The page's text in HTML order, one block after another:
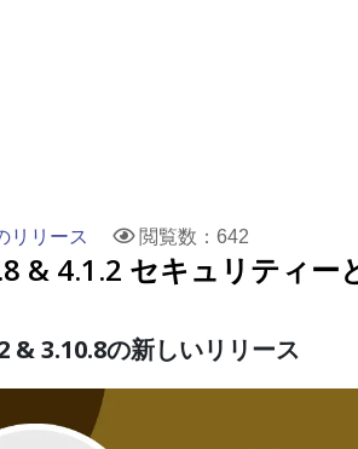
リリース 閲覧数：642
& 4.1.2 セキュリティー
& 3.10.8の新しいリリース